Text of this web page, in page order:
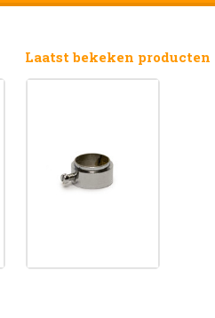
Laatst bekeken producten